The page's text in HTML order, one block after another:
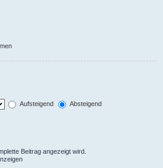
Aufsteigend
Absteigend
Beitrag angezeigt wird.